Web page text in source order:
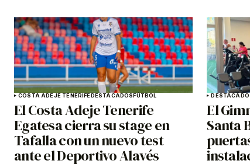
COSTA ADEJE TENERIFEDESTACADOSFÚTBOL
El Costa Adeje Tenerife
Egatesa cierra su stage en
Tafalla con un nuevo test
ante el Deportivo Alavés
El
Santa